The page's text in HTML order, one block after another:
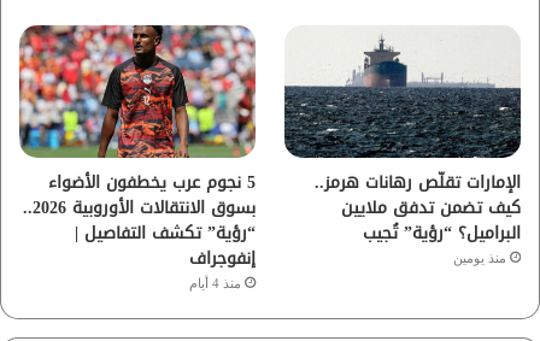
الإمارات تقلّص رهانات هرمز..
كيف تضمن تدفق ملايين
البراميل؟ “رؤية” تُجيب
منذ يومين
5 نجوم عرب يخطفون الأضواء
بسوق الانتقالات الأوروبية 2026..
“رؤية” تكشف التفاصيل |
إنفوجراف
منذ 4 أيام